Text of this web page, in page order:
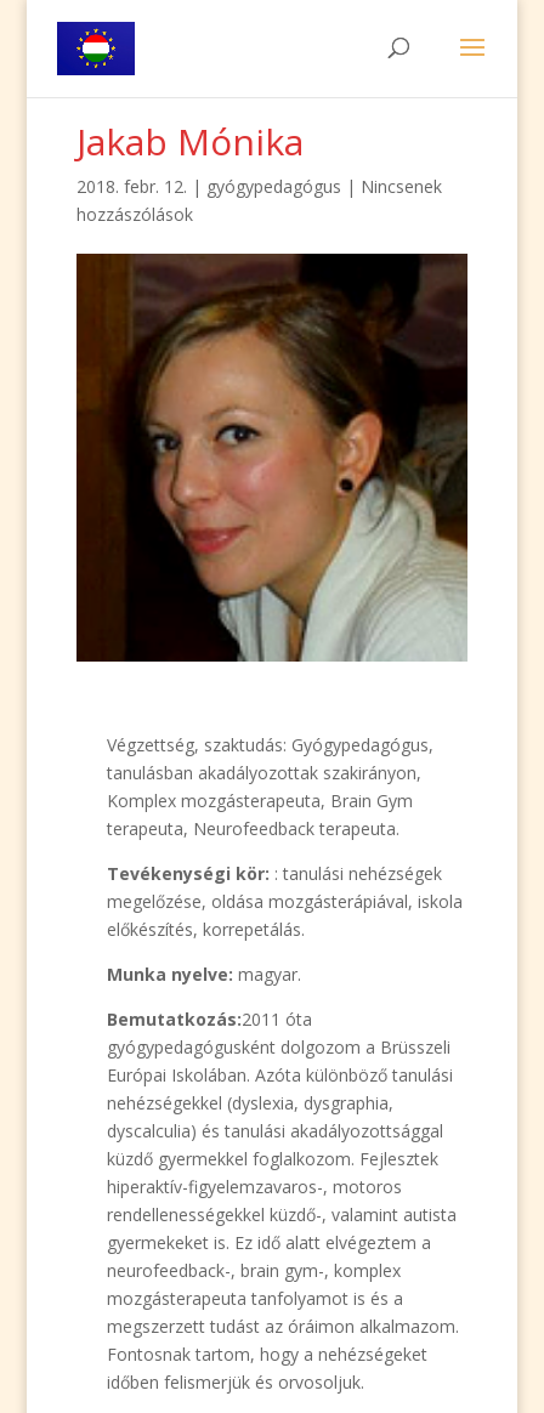
Jakab Mónika
2018. febr. 12. | gyógypedagógus | Nincsenek
hozzászólások
Végzettség, szaktudás: Gyógypedagógus,
tanulásban akadályozottak szakirányon,
Komplex mozgásterapeuta, Brain Gym
terapeuta, Neurofeedback terapeuta.
Tevékenységi kör: : tanulási nehézségek
megelőzése, oldása mozgásterápiával, iskola
előkészítés, korrepetálás.
Munka nyelve: magyar.
Bemutatkozás:2011 óta
gyógypedagógusként dolgozom a Brüsszeli
Európai Iskolában. Azóta különböző tanulási
nehézségekkel (dyslexia, dysgraphia,
dyscalculia) és tanulási akadályozottsággal
küzdő gyermekkel foglalkozom. Fejlesztek
hiperaktív-figyelemzavaros-, motoros
rendellenességekkel küzdő-, valamint autista
gyermekeket is. Ez idő alatt elvégeztem a
neurofeedback-, brain gym-, komplex
mozgásterapeuta tanfolyamot is és a
megszerzett tudást az óráimon alkalmazom.
Fontosnak tartom, hogy a nehézségeket
időben felismerjük és orvosoljuk.